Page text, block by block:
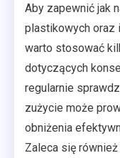
Aby zapewnić jak
plastikowych oraz
warto stosować
dotyczących
regularnie
zużycie może
obniżenia
Zaleca się